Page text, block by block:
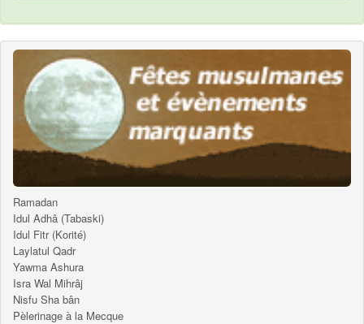
Ramadan
Idul Adhâ (Tabaski)
Idul Fitr (Korité)
Laylatul Qadr
Yawma Ashura
Isra Wal Mihrâj
Nisfu Sha bân
Pèlerinage à la Mecque